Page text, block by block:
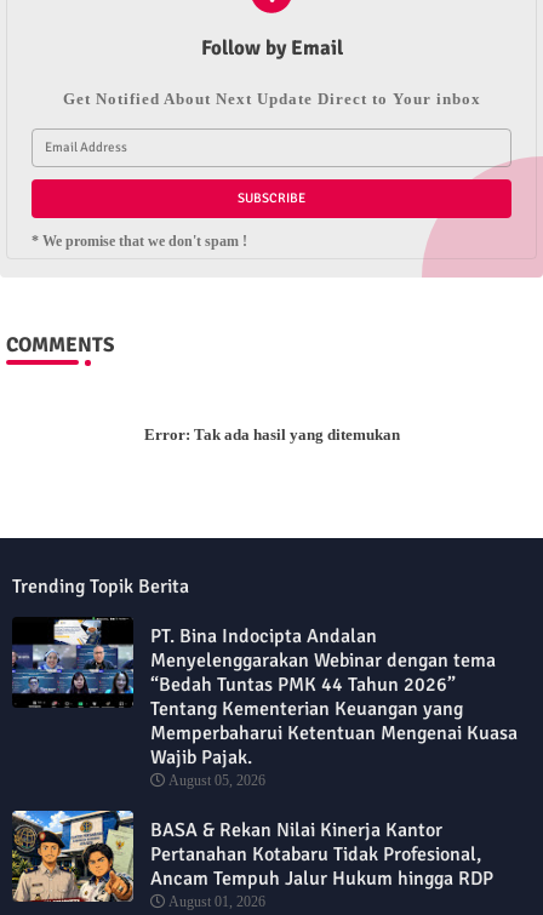
Follow by Email
Get Notified About Next Update Direct to Your inbox
* We promise that we don't spam !
COMMENTS
Error: Tak ada hasil yang ditemukan
Trending Topik Berita
PT. Bina Indocipta Andalan
Menyelenggarakan Webinar dengan tema
“Bedah Tuntas PMK 44 Tahun 2026”
Tentang Kementerian Keuangan yang
Memperbaharui Ketentuan Mengenai Kuasa
Wajib Pajak.
August 05, 2026
BASA & Rekan Nilai Kinerja Kantor
Pertanahan Kotabaru Tidak Profesional,
Ancam Tempuh Jalur Hukum hingga RDP
August 01, 2026